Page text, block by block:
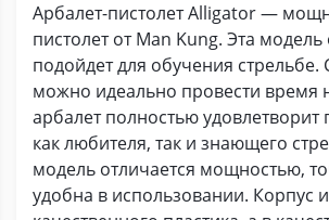
Арбалет-пистолет Alligator —
пистолет от Man Kung. Эта
подойдет для обучения стрельбе.
можно идеально провести время
арбалет полностью удовлетворит
как любителя, так и знающего
модель отличается мощностью,
удобна в использовании. Корпус